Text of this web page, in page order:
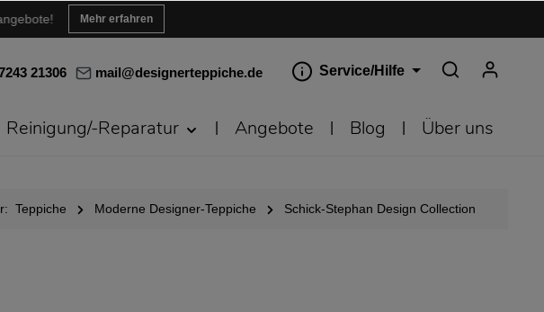
Mehr erfahren
21306 mail@designerteppiche.de Service/Hilfe
Reinigung/-Reparatur Angebote Blog Über uns
Teppiche Moderne Designer-Teppiche Schick-Stephan Design Collection